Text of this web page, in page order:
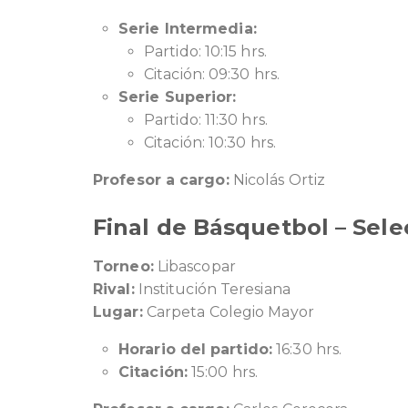
Serie Intermedia:
Partido: 10:15 hrs.
Citación: 09:30 hrs.
Serie Superior:
Partido: 11:30 hrs.
Citación: 10:30 hrs.
Profesor a cargo:Nicolás Ortiz
Final de Básquetbol –
Torneo:Libascopar
Rival:Institución Teresiana
Lugar:Carpeta Colegio Mayor
Horario del partido: 16:30 hrs.
Citación:15:00 hrs.